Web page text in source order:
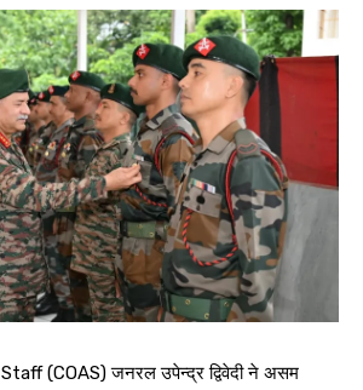
(COAS) जनरल उपेन्द्र द्विवेदी ने असम